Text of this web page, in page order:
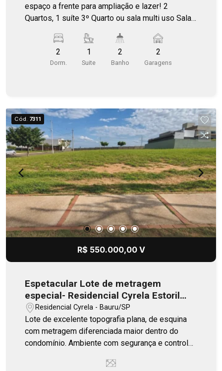
espaço a frente para ampliação e lazer! 2
Quartos, 1 suíte 3º Quarto ou sala multi uso Sala
Garagem coberta 2 carros Ar condicionado na
suíte e salas Móveis planejados Varanda
gourmet com churrasqueira, integrada a cozinha
2
Dorm.
1
Suite
2
Banho
2
Garagens
Cód. 7311
R$ 550.000,00 V
Espetacular Lote de metragem
especial- Residencial Cyrela Estoril
Premium/Bauru
Residencial Cyrela - Bauru/SP
Lote de excelente topografia plana, de esquina
com metragem diferenciada maior dentro do
condomínio. Ambiente com segurança e controle